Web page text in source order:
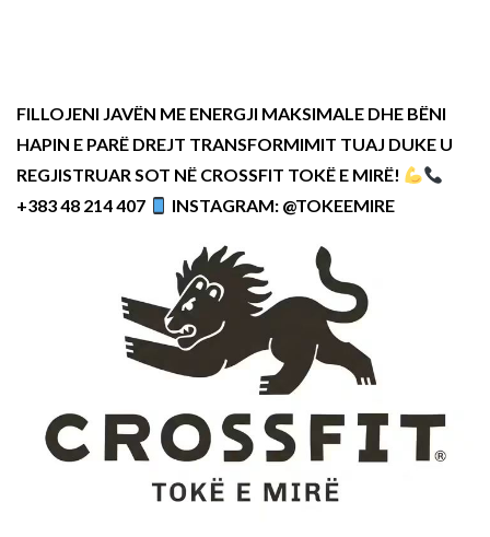
FILLOJENI JAVËN ME ENERGJI MAKSIMALE DHE BËNI
HAPIN E PARË DREJT TRANSFORMIMIT TUAJ DUKE U
REGJISTRUAR SOT NË CROSSFIT TOKË E MIRË!
+383 48 214 407
INSTAGRAM: @TOKEEMIRE